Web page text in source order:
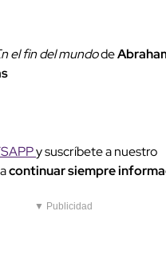
el fin del mundode
y suscríbete a nuestro
continuar siempre
▼ Publicidad